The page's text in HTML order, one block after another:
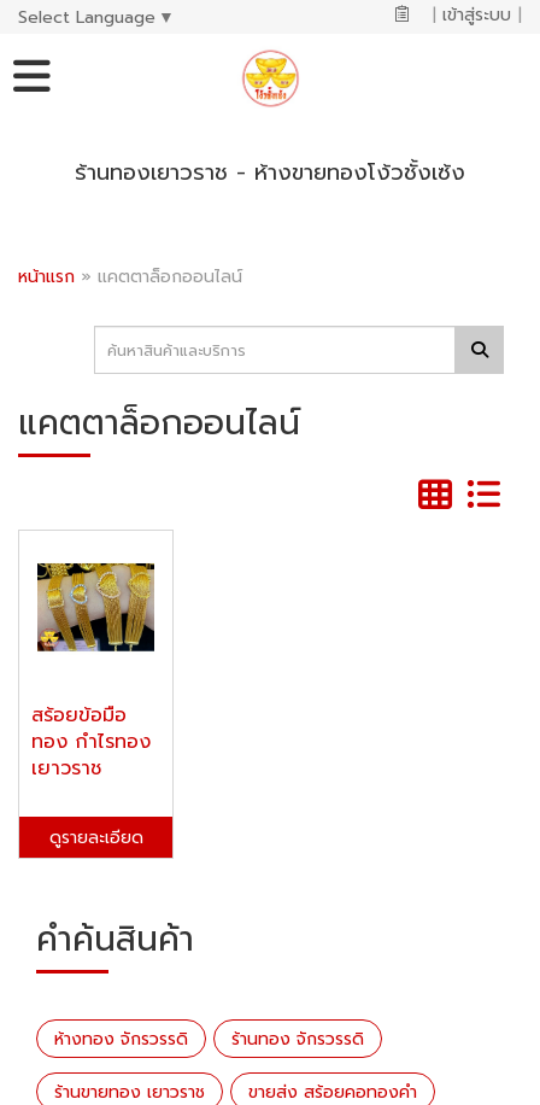
Select Language ▼ | เข้าสู่ระบบ |
ร้านทองเยาวราช - ห้างขายทองโง้วชั้งเซ้ง
หน้าแรก » แคตตาล็อกออนไลน์
แคตตาล็อกออนไลน์
สร้อยข้อมือ
ทอง กำไรทอง
เยาวราช
ดูรายละเอียด
คำค้นสินค้า
ห้างทอง จักรวรรดิ ร้านทอง จักรวรรดิ
ร้านขายทอง เยาวราช ขายส่ง สร้อยคอทองคำ